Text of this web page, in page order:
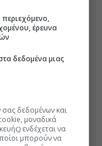
περιεχόμενο,
έρευνα
δεδομένα μιας
δεδομένων και
μοναδικά
ενδέχεται να
μπορούν να